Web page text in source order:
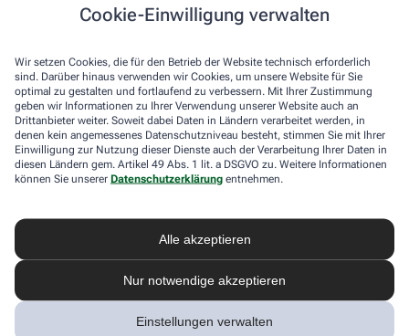
Cookie-Einwilligung verwalten
Wir setzen Cookies, die für den Betrieb der Website technisch erforderlich
sind. Darüber hinaus verwenden wir Cookies, um unsere Website für Sie
optimal zu gestalten und fortlaufend zu verbessern. Mit Ihrer Zustimmung
geben wir Informationen zu Ihrer Verwendung unserer Website auch an
Drittanbieter weiter. Soweit dabei Daten in Ländern verarbeitet werden, in
denen kein angemessenes Datenschutzniveau besteht, stimmen Sie mit Ihrer
Einwilligung zur Nutzung dieser Dienste auch der Verarbeitung Ihrer Daten in
diesen Ländern gem. Artikel 49 Abs. 1 lit. a DSGVO zu. Weitere Informationen
können Sie unserer Datenschutzerklärung entnehmen.
Alle akzeptieren
Nur notwendige akzeptieren
Einstellungen verwalten